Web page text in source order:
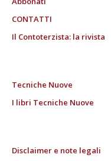
CONTATTI
Il Contoterzista: la rivista
Tecniche Nuove
I libri Tecniche Nuove
Disclaimer e note legali